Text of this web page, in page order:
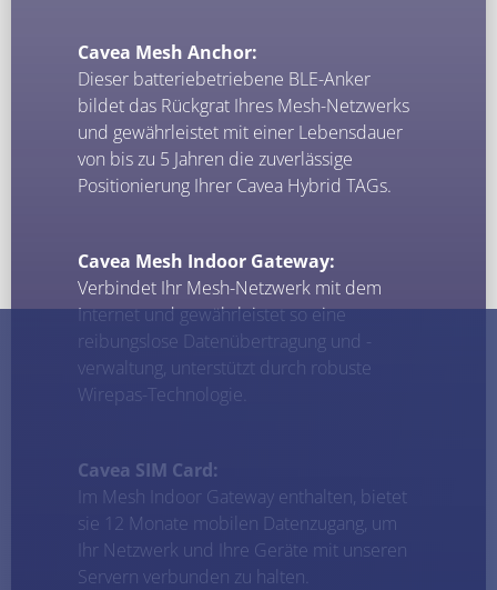
Cavea Mesh Anchor:
Dieser batteriebetriebene BLE-Anker
bildet das Rückgrat Ihres Mesh-Netzwerks
und gewährleistet mit einer Lebensdauer
von bis zu 5 Jahren die zuverlässige
Positionierung Ihrer Cavea Hybrid TAGs.
Cavea Mesh Indoor Gateway:
Verbindet Ihr Mesh-Netzwerk mit dem
Internet und gewährleistet so eine
reibungslose Datenübertragung und -
verwaltung, unterstützt durch robuste
Wirepas-Technologie.
Cavea SIM Card:
Im Mesh Indoor Gateway enthalten, bietet
sie 12 Monate mobilen Datenzugang, um
Ihr Netzwerk und Ihre Geräte mit unseren
Servern verbunden zu halten.